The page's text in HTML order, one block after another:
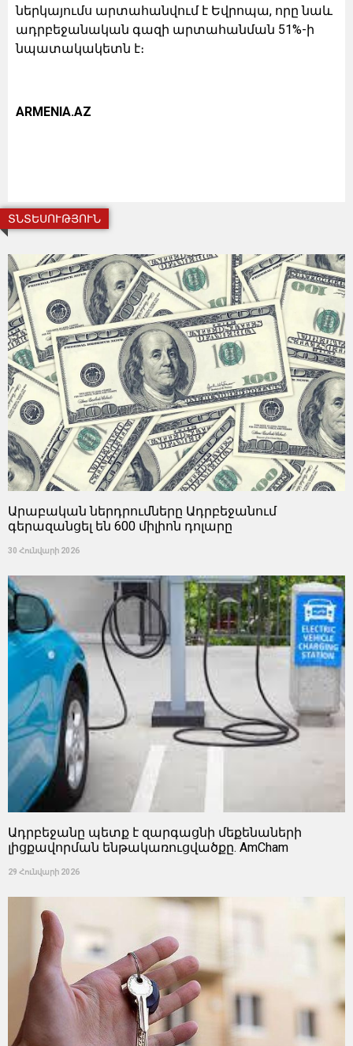
ներկայումս արտահանվում է Եվրոպա, որը նաև
ադրբեջանական գազի արտահանման 51%-ի
նպատակակետն է։
ARMENIA.AZ
ՏՆՏԵՍՈՒԹՅՈՒՆ
Արաբական ներդրումները Ադրբեջանում
գերազանցել են 600 միլիոն դոլարը
30 Հունվարի 2026
Ադրբեջանը պետք է զարգացնի մեքենաների
լիցքավորման ենթակառուցվածքը. AmCham
29 Հունվարի 2026